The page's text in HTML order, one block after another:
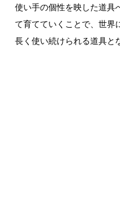
使い手の個性を映した道具
て育てていくことで、世界
長く使い続けられる道具と